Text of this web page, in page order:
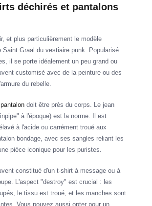
déchirés et pantalons
et plus particulièrement le modèle
Saint Graal du vestiaire punk. Popularisé
il se porte idéalement un peu grand ou
customisé avec de la peinture ou des
du rebelle.
pantalon doit être près du corps. Le jean
à l'époque) est la norme. Il est
à l'acide ou carrément troué aux
bondage, avec ses sangles reliant les
pièce iconique pour les puristes.
constitué d'un t-shirt à message ou à
L'aspect "destroy" est crucial : les
le tissu est troué, et les manches sont
Vous pouvez aussi opter pour un